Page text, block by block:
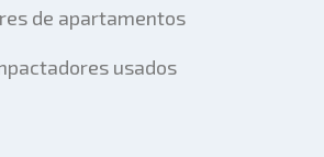
de apartamentos
usados